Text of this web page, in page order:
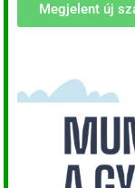
Megjelent új